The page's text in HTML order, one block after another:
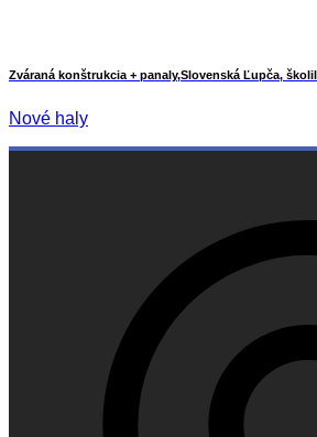
Zváraná konštrukcia + panaly,Slovenská Ľupča,
Nové haly